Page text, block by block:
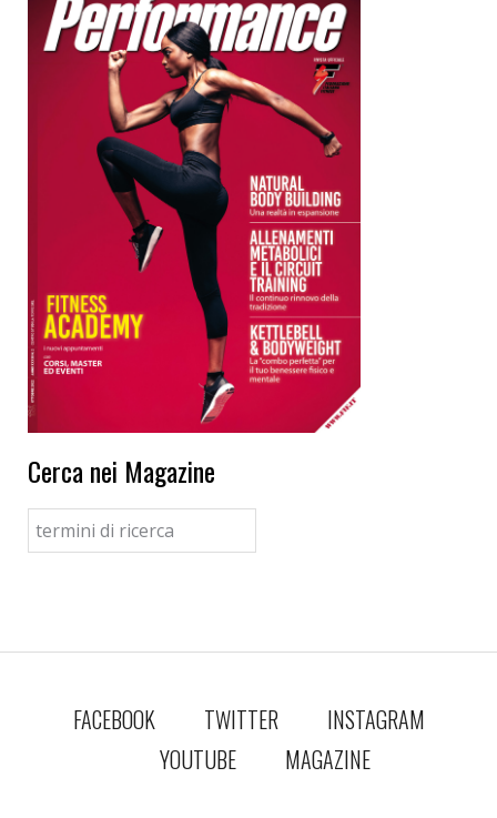
Cerca nei Magazine
FACEBOOK TWITTER
INSTAGRAM
YOUTUBE
MAGAZINE